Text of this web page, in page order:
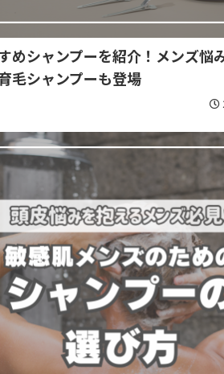
めシャンプーを紹介！メンズ悩
毛シャンプーも登場